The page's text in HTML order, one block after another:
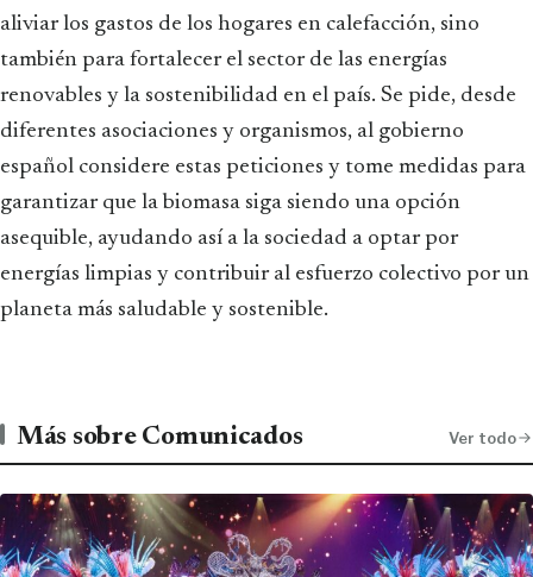
aliviar los gastos de los hogares en calefacción, sino
también para fortalecer el sector de las energías
renovables y la sostenibilidad en el país. Se pide, desde
diferentes asociaciones y organismos, al gobierno
español considere estas peticiones y tome medidas para
garantizar que la biomasa siga siendo una opción
asequible, ayudando así a la sociedad a optar por
energías limpias y contribuir al esfuerzo colectivo por un
planeta más saludable y sostenible.
Más sobre Comunicados Ver todo